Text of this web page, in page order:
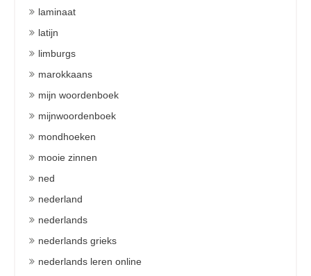
laminaat
latijn
limburgs
marokkaans
mijn woordenboek
mijnwoordenboek
mondhoeken
mooie zinnen
ned
nederland
nederlands
nederlands grieks
nederlands leren online